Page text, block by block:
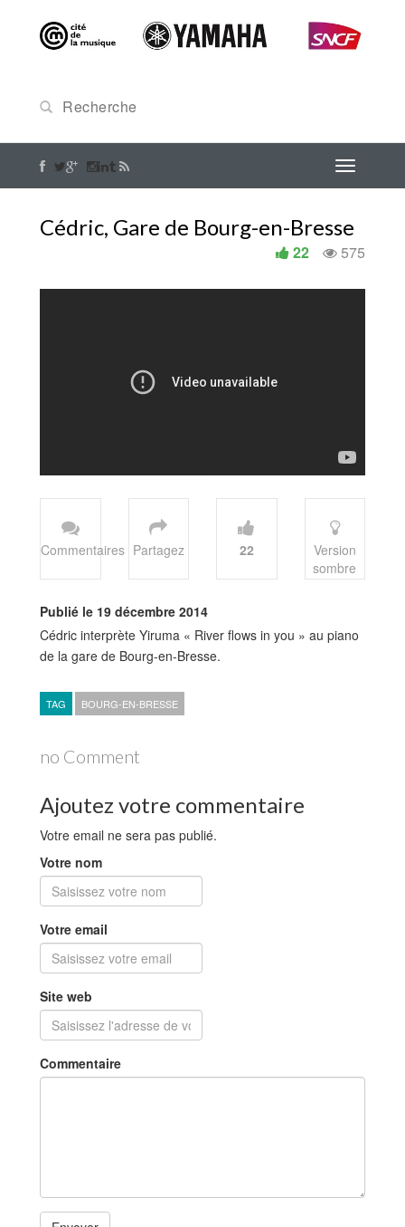
Cédric, Gare de Bourg-en-Bresse
575
22
Commentaires Partagez 22
Version
sombre
Publié le 19 décembre 2014
Cédric interprète Yiruma « River flows in you » au piano
de la gare de Bourg-en-Bresse.
TAG BOURG-EN-BRESSE
no Comment
Ajoutez votre commentaire
Votre email ne sera pas publié.
Votre nom
Votre email
Site web
Commentaire